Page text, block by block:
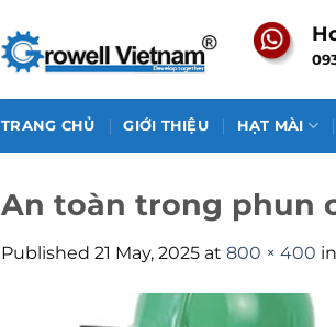
TRANG CHỦ GIỚI THIỆU HẠT MÀI
An toàn trong phun
Published 21 May, 2025 at 800 × 400 in